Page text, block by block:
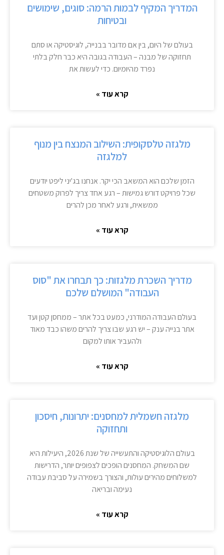
המדריך המקיף לבמות הרמה: סוגים, שימושים
ובטיחות
בעולם של היום, בין אם מדובר בבנייה, לוגיסטיקה או סתם
תחזוקה של מבנה – העבודה בגובה היא כבר חלק בלתי
נפרד מהיומיום. כדי לעשות את
קרא עוד »
מלגזה טלסקופית: השילוב המנצח בין מנוף
למלגזה
הזמן שלכם הוא המשאב הכי יקר. אנחנו בג'יני ליפט יודעים
שכל פרויקט דורש גמישות – רגע אחד צריך לפרוק משטחים
ממשאית, ורגע לאחר מכן להרים
קרא עוד »
מדריך השכרת מלגזות: כך תבחרו את "סוס
העבודה" המושלם שלכם
בעולם העבודה המודרני, כמעט בכל אתר – ממחסן קטן ועד
אתר בנייה ענק – יש רגע שבו צריך להרים משהו כבד מאוד
ולהעביר אותו למקום
קרא עוד »
מלגזה חשמלית למחסנים: יתרונות, חיסכון
ותחזוקה
בעולם הלוגיסטיקה והתעשייה של שנת 2026, היעילות היא
שם המשחק. המחסנים הופכים לצפופים יותר, הדרישות
למשלוחים מהירים עולות, והצורך בשמירה על סביבת עבודה
נעימה ובריאה
קרא עוד »